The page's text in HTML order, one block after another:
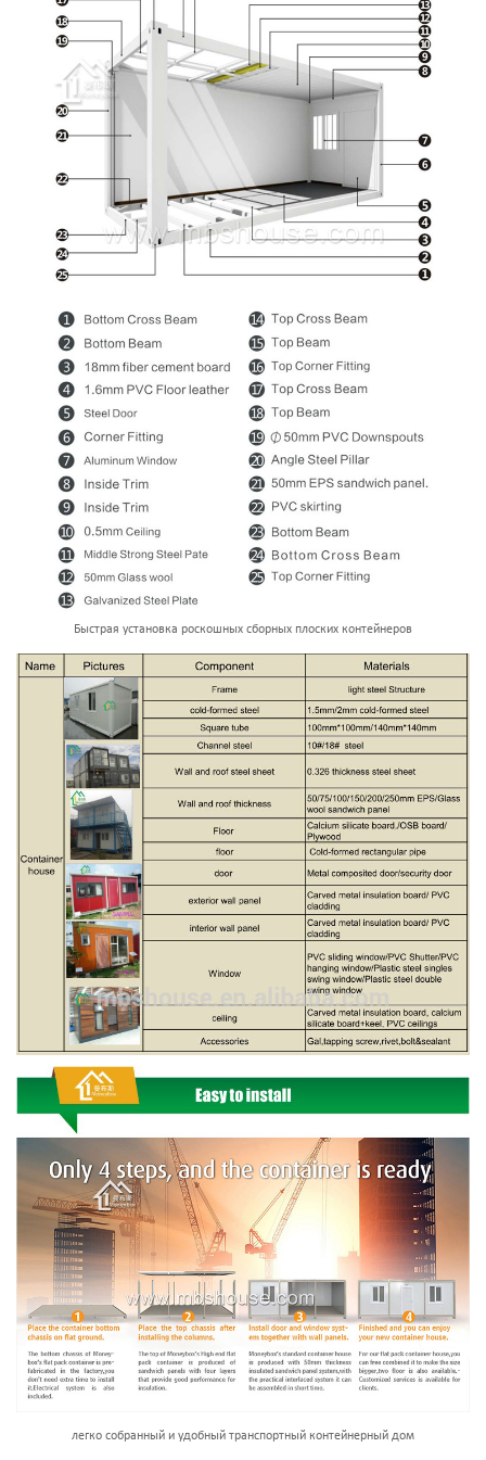
Быстрая установка роскошных сборных плоских контейнеров
легко собранный и удобный транспортный контейнерный дом